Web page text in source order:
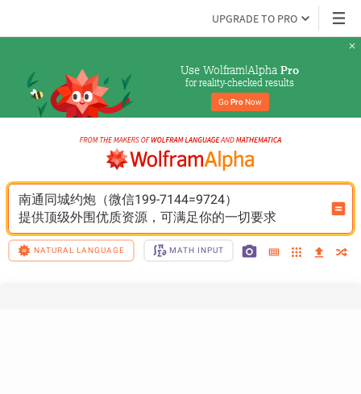
UPGRADE TO PRO
Use Wolfram|Alpha Pro
for reality-checked results
Go Pro Now
南通同城约炮（微信199-7144=9724）
提供顶级外围优质资源，可满足你的一切要求
NATURAL LANGUAGE MATH INPUT